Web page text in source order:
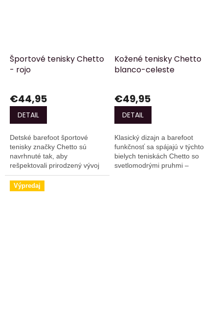
Športové tenisky Chetto
- rojo
€44,95
DETAIL
Detské barefoot športové
tenisky značky Chetto sú
navrhnuté tak, aby
rešpektovali prirodzený vývoj
chodidla a zároveň spájali
ľahkosť, flexibilitu a
priedušnosť.
Kožené tenisky Chetto
blanco-celeste
€49,95
DETAIL
Klasický dizajn a barefoot
funkčnosť sa spájajú v týchto
bielych teniskách Chetto so
svetlomodrými pruhmi –
Výpredaj